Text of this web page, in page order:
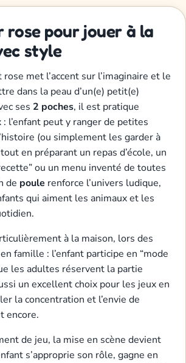
rose pour jouer à la
style
met l’accent sur l’imaginaire et le
dans la peau d’un(e) petit(e)
ses 2 poches, il est pratique
l’enfant peut y ranger de petites
(ou simplement les garder à
en préparant un repas d’école, un
ou un menu inventé de toutes
de poule renforce l’univers ludique,
qui aiment les animaux et les
à la maison, lors des
famille : l’enfant participe en “mode
les adultes réservent la partie
un excellent choix pour les jeux en
la concentration et l’envie de
encore.
de jeu, la mise en scène devient
s’approprie son rôle, gagne en